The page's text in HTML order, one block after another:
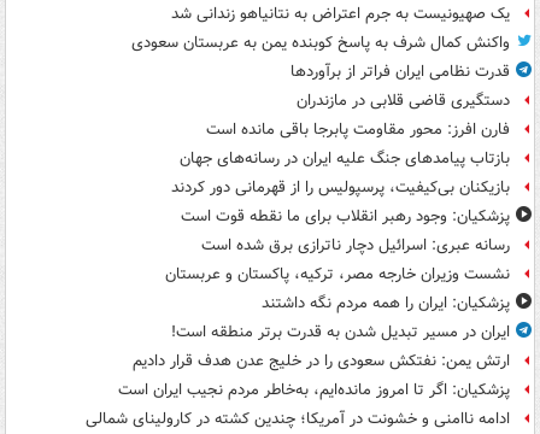
یک صهیونیست به جرم اعتراض به نتانیاهو زندانی شد
واکنش کمال شرف به پاسخ کوبنده یمن به عربستان سعودی
قدرت نظامی ایران فراتر از برآوردها
دستگیری قاضی قلابی در مازندران
فارن افرز: محور مقاومت پابرجا باقی مانده است
بازتاب پیامدهای جنگ علیه ایران در رسانه‌های جهان
بازیکنان بی‌کیفیت، پرسپولیس را از قهرمانی دور کردند
پزشکیان: وجود رهبر انقلاب برای ما نقطه قوت است
رسانه عبری: اسرائیل دچار ناترازی برق شده است
نشست وزیران خارجه مصر، ترکیه، پاکستان و عربستان
پزشکیان: ایران را همه مردم نگه داشتند
ایران در مسیر تبدیل شدن به قدرت برتر منطقه است!
ارتش یمن: نفتکش سعودی را در خلیج عدن هدف قرار دادیم
پزشکیان: اگر تا امروز مانده‌ایم، به‌خاطر مردم نجیب ایران است
ادامه ناامنی و خشونت در آمریکا؛ چندین کشته در کارولینای شمالی